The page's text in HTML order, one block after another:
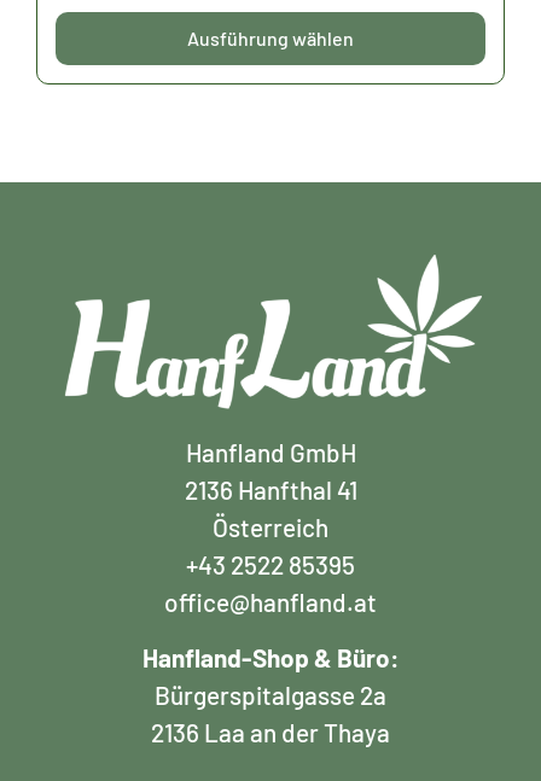
o
n
5
bis
€48,90
Ausführung wählen
werden
Hanfland GmbH
2136 Hanfthal 41
Österreich
+43 2522 85395
office@hanfland.at
Hanfland-Shop & Büro:
Bürgerspitalgasse 2a
2136 Laa an der Thaya